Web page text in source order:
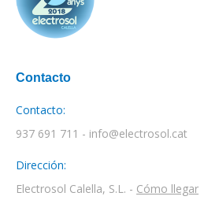
Contacto
Contacto:
937 691 711 - info@electrosol.cat
Dirección:
Electrosol Calella, S.L. - Cómo llegar